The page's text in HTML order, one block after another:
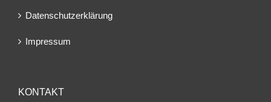
Datenschutzerklärung
Impressum
KONTAKT